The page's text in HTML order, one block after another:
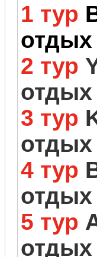
1 тур
отдых
2 тур
отдых
3 тур
отдых
4 тур
отдых
5 тур
отдых